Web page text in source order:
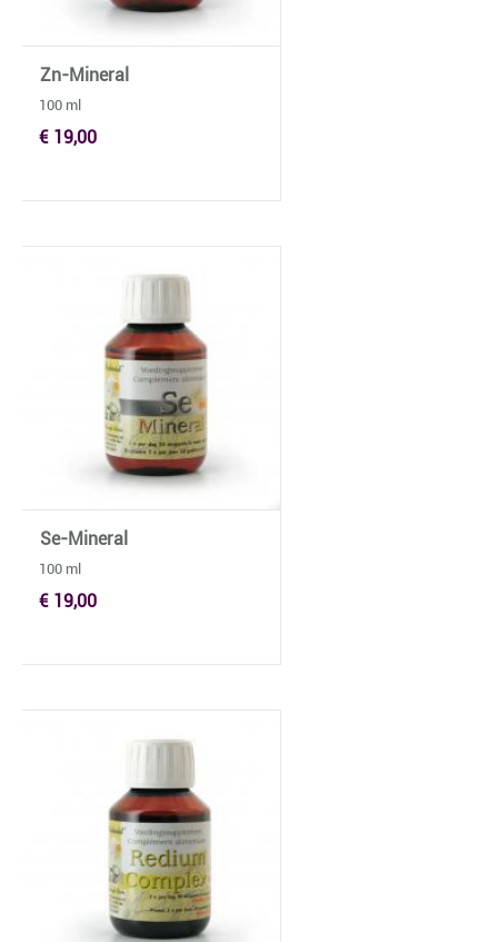
Zn-Mineral
100 ml
€ 19,00
Se-Mineral
100 ml
€ 19,00